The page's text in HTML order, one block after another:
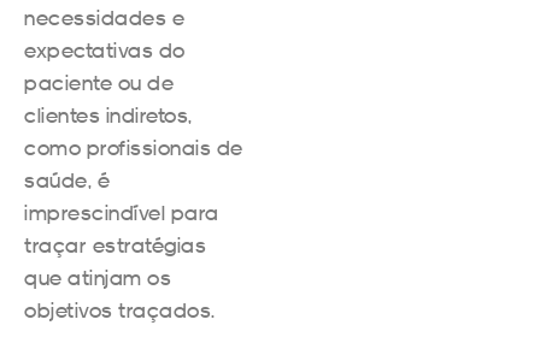
necessidades e
expectativas do
paciente ou de
clientes indiretos,
como profissionais de
saúde, é
imprescindível para
traçar estratégias
que atinjam os
objetivos traçados.